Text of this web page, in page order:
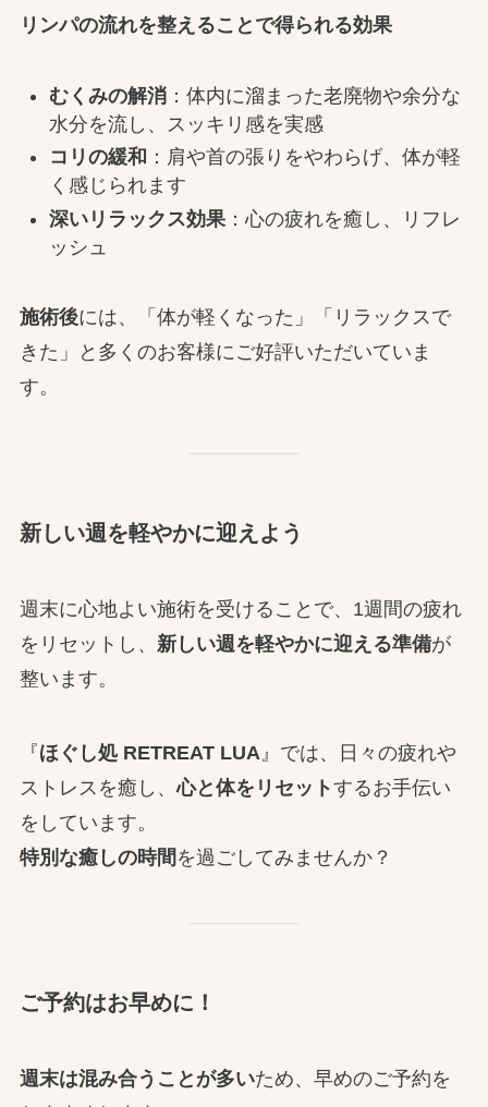
リンパの流れを整えることで得られる効果
むくみの解消：体内に溜まった老廃物や余分な
水分を流し、スッキリ感を実感
コリの緩和 ：肩や首の張りをやわらげ、体が軽
く感じられます
深いリラックス効果：心の疲れを癒し、リフレ
ッシュ
施術後には、「体が軽くなった」「リラックスで
きた」と多くのお客様にご好評いただいていま
す。
新しい週を軽やかに迎えよう
週末に心地よい施術を受けることで、1週間の疲れ
をリセットし、 新しい週を軽やかに迎える準備が
整います。
『ほぐし処 RETREAT LUA 』では、日々の疲れや
ストレスを癒し、心と体をリセットするお手伝い
をしています。
特別な癒しの時間 を過ごしてみませんか？
ご予約はお早めに！
週末は混み合うことが多いため、早めのご予約を